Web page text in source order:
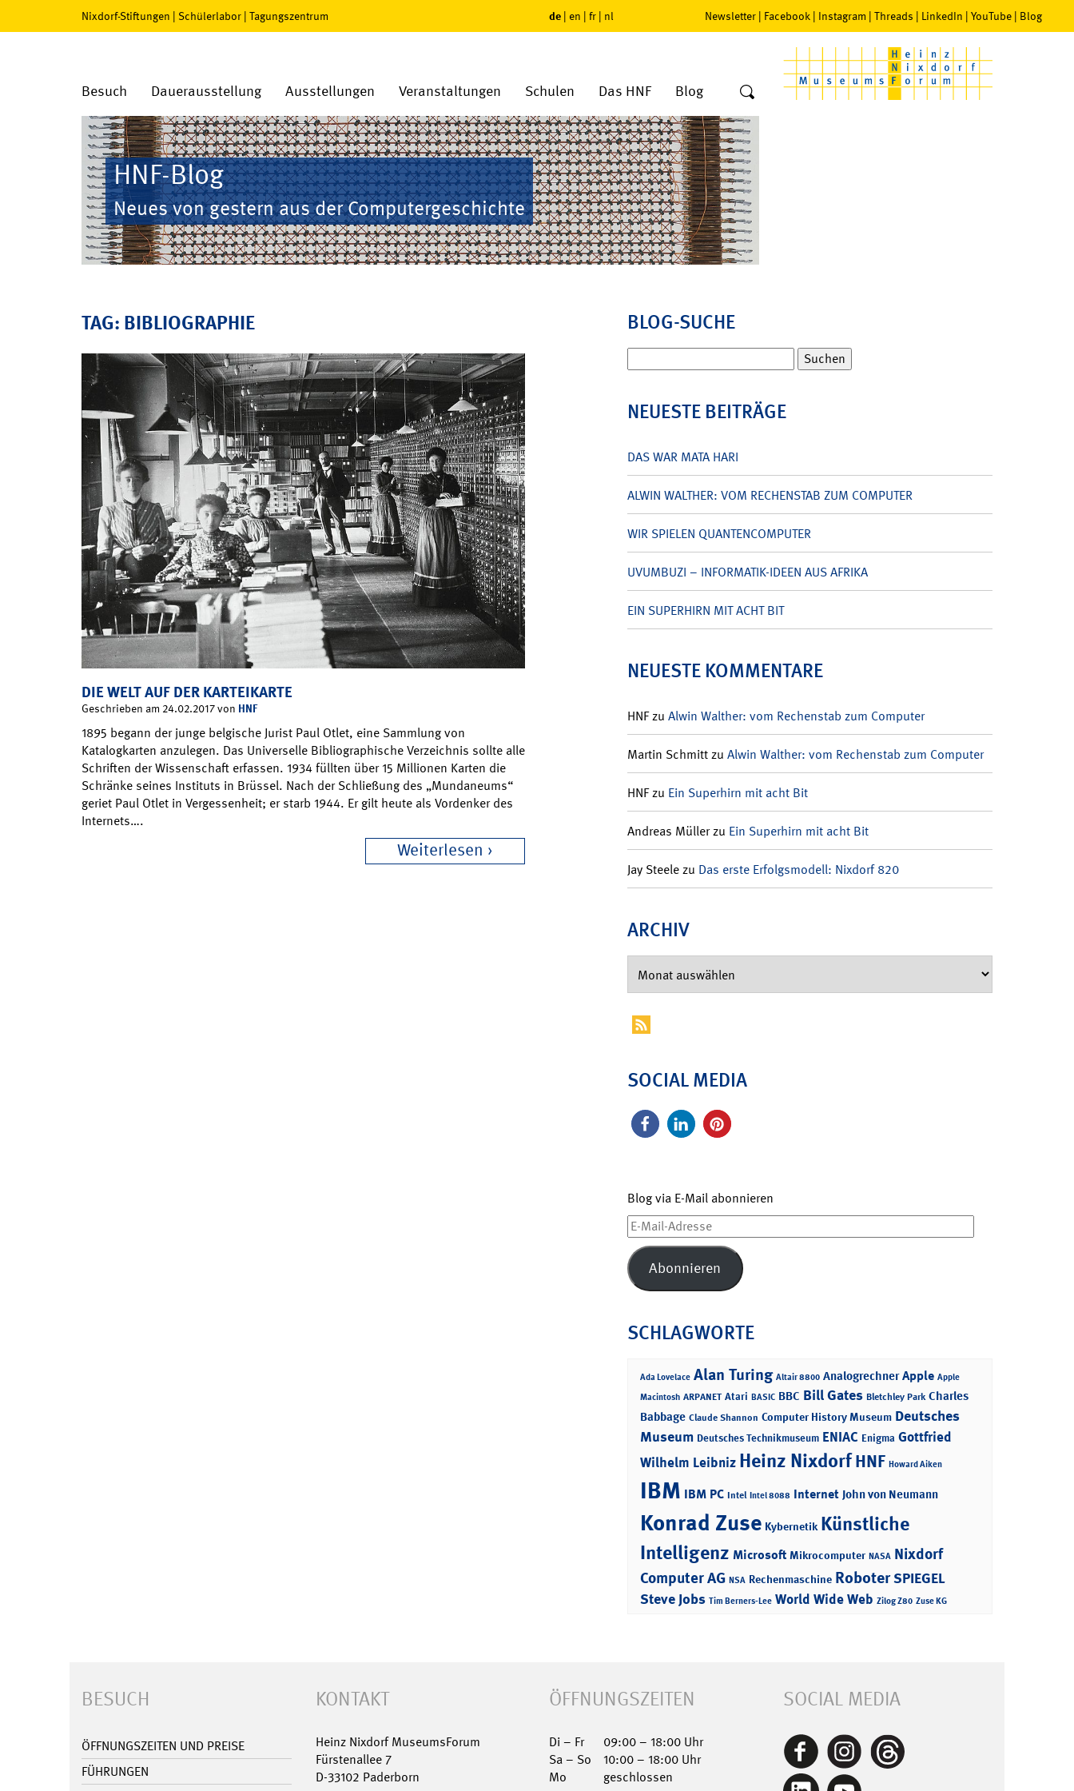
Nixdorf-Stiftungen | Schülerlabor | Tagungszentrum de | en | fr | nl Newsletter | Facebook | Instagram | Threads | LinkedIn | YouTube | Blog
Besuch Dauerausstellung Ausstellungen Veranstaltungen Schulen Das HNF Blog
HNF-Blog
Neues von gestern aus der Computergeschichte
TAG: BIBLIOGRAPHIE
DIE WELT AUF DER KARTEIKARTE
Geschrieben am 24.02.2017 von HNF
1895 begann der junge belgische Jurist Paul Otlet, eine Sammlung von
Katalogkarten anzulegen. Das Universelle Bibliographische Verzeichnis sollte alle
Schriften der Wissenschaft erfassen. 1934 füllten über 15 Millionen Karten die
Schränke seines Instituts in Brüssel. Nach der Schließung des „Mundaneums“
geriet Paul Otlet in Vergessenheit; er starb 1944. Er gilt heute als Vordenker des
Internets….
Weiterlesen
BLOG-SUCHE
nach:
NEUESTE BEITRÄGE
DAS WAR MATA HARI
ALWIN WALTHER: VOM RECHENSTAB ZUM COMPUTER
WIR SPIELEN QUANTENCOMPUTER
UVUMBUZI – INFORMATIK-IDEEN AUS AFRIKA
EIN SUPERHIRN MIT ACHT BIT
NEUESTE KOMMENTARE
HNFzu Alwin Walther: vom Rechenstab zum Computer
Martin Schmittzu Alwin Walther: vom Rechenstab zum Computer
HNFzu Ein Superhirn mit acht Bit
Andreas Müllerzu Ein Superhirn mit acht Bit
Jay Steelezu Das erste Erfolgsmodell: Nixdorf 820
ARCHIV
SOCIAL MEDIA
Blog via E-Mail abonnieren
E-
Mail-
Adresse
Abonnieren
SCHLAGWORTE
Ada Lovelace Alan Turing Altair 8800 Analogrechner Apple Apple
Macintosh ARPANET Atari BASIC BBC Bill Gates Bletchley Park Charles
Babbage Claude Shannon Computer History Museum Deutsches
Museum Deutsches Technikmuseum ENIAC Enigma Gottfried
Wilhelm Leibniz Heinz NixdorfHNF Howard Aiken
IBM IBM PC Intel Intel 8088 Internet John von Neumann
Konrad Zuse Kybernetik Künstliche
Intelligenz Microsoft Mikrocomputer NASA Nixdorf
Computer AG NSA Rechenmaschine RoboterSPIEGEL
Steve Jobs Tim Berners-Lee World Wide Web Zilog Z80 Zuse KG
BESUCH
ÖFFNUNGSZEITEN UND PREISE
FÜHRUNGEN
KONTAKT
Heinz Nixdorf MuseumsForum
Fürstenallee 7
D-33102 Paderborn
ÖFFNUNGSZEITEN
Di – Fr
09:00 – 18:00 Uhr
Sa – So
10:00 – 18:00 Uhr
Mo
geschlossen
SOCIAL MEDIA